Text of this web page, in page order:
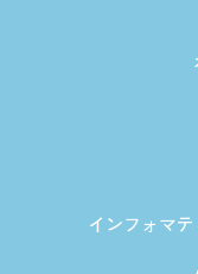
インフォマ